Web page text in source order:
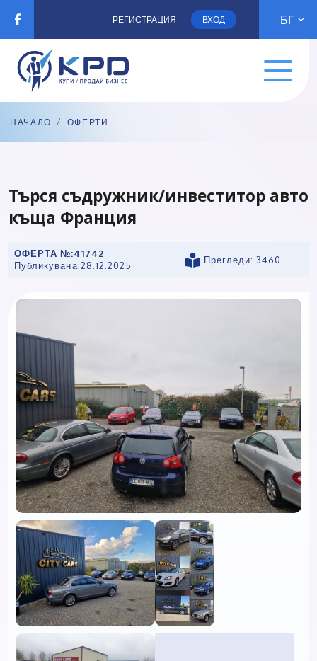
РЕГИСТРАЦИЯ ВХОД БГ
НАЧАЛО / ОФЕРТИ
Tърся съдружник/инвеститор авто
къща Франция
ОФЕРТА №:41742
Публикувана:28.12.2025
Прегледи: 3460